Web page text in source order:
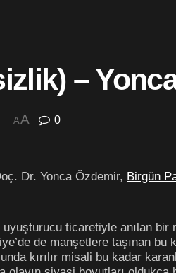
–
AA 0
Dr. Yonca Özdemir, Birgün
ticaretiyle anılan bir
de manşetlere taşınan
kırılır misali bu kadar